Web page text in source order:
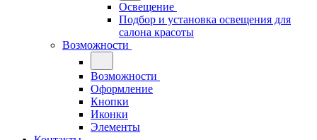
Освещение
Подбор и установка освещения для
салона красоты
Возможности
Возможности
Оформление
Кнопки
Иконки
Элементы